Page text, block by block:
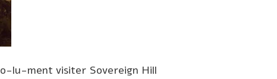
lu-ment visiter Sovereign Hill